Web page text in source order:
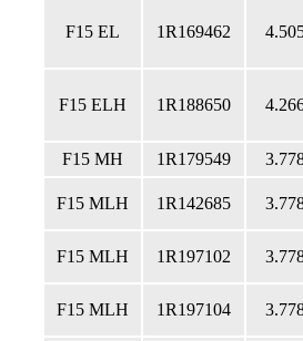
F15 EL 1R169462
F15 ELH 1R188650
F15 MH
1R179549
F15 MLH 1R142685
F15 MLH 1R197102
F15 MLH 1R197104